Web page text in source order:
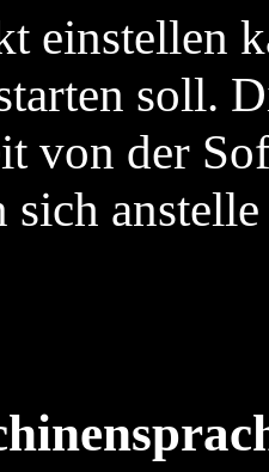
einstellen
soll.
von der
sich